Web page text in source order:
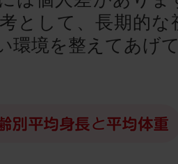
として、長期的な
環境を整えてあげ